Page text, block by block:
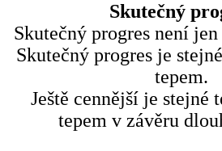
Skutečný
Skutečný progres není
Skutečný progres je
tepem.
Ještě cennější je stejné
tepem v závěru